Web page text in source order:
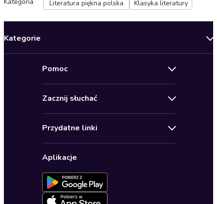
Kategoria
Literatura piękna polska Klasyka literatury
Kategorie
Biznes, marketing, ekonomia
Dla młodzieży
Pomoc
Pomoc
Regulamin
Ustawienia prywatności
Formularz zgłaszania nielegalnych treści
Deklaracja dostępności
Zacznij słuchać
Karnety
Karty upominkowe
Oferta dla firm i bibliotek
Przydatne linki
Dołącz do newslettera
Blog
Zapowiedzi
Aplikacje